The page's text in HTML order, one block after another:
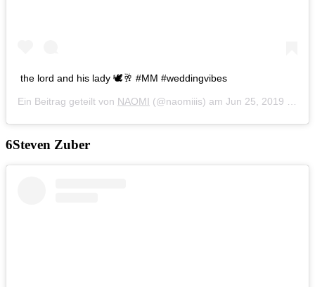
the lord and his lady 🕊🥂 #MM #weddingvibes
Ein Beitrag geteilt von NAOMI (@naomiiis) am Jun 25, 2019 um 12:56 PDT
Steven Zuber